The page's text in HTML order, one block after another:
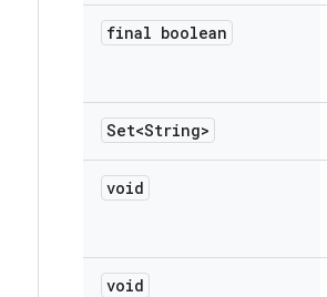
final boolean
Set<String>
void
void